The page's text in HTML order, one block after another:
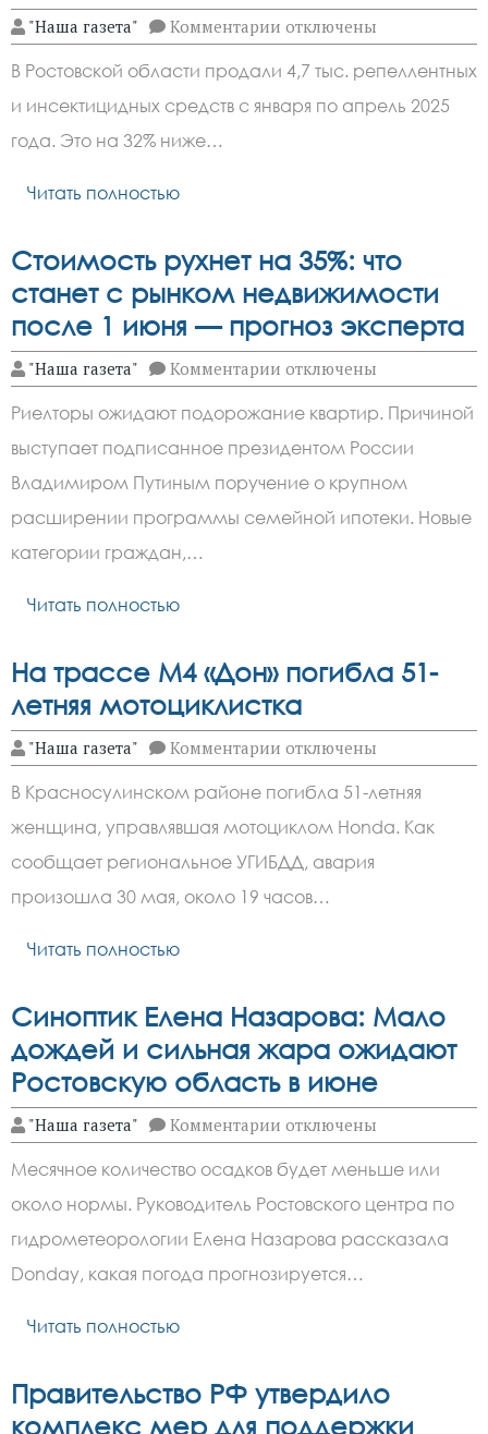
"Наша газета" Комментарии к
записи
На
Дону
продажи
средств
треть
отключены
В Ростовской области продали 4,7 тыс. репеллентных
и инсектицидных средств с января по апрель 2025
года. Это на 32% ниже…
Читать полностью
Стоимость рухнет на 35%: что
станет с рынком недвижимости
после 1 июня — прогноз эксперта
"Наша газета" Комментарии к
записи
рухнет
на
35%:
что
станет
с
эксперта
отключены
Риелторы ожидают подорожание квартир. Причиной
выступает подписанное президентом России
Владимиром Путиным поручение о крупном
расширении программы семейной ипотеки. Новые
категории граждан,…
Читать полностью
На трассе М4 «Дон» погибла 51-
летняя мотоциклистка
"Наша газета" Комментарии к
записи
трассе
М4
«Дон»
погибла
51-
летняя
отключены
В Красносулинском районе погибла 51-летняя
женщина, управлявшая мотоциклом Honda. Как
сообщает региональное УГИБДД, авария
произошла 30 мая, около 19 часов…
Читать полностью
Синоптик Елена Назарова: Мало
дождей и сильная жара ожидают
Ростовскую область в июне
"Наша газета" Комментарии к
записи
Синоптик
Елена
Назарова:
Мало
дождей
и
сильная
жара
отключены
Месячное количество осадков будет меньше или
около нормы. Руководитель Ростовского центра по
гидрометеорологии Елена Назарова рассказала
Donday, какая погода прогнозируется…
Читать полностью
Правительство РФ утвердило
комплекс мер для поддержки